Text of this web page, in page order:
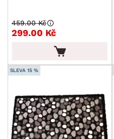
299.00 Kč
459.00 Kč
SLEVA 15 %